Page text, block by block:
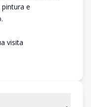
e
visita